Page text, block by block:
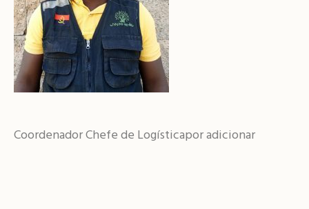
Coordenador Chefe de Logísticapor adicionar